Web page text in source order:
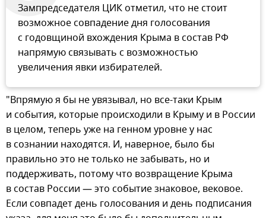
Зампредседателя ЦИК отметил, что не стоит
возможное совпадение дня голосования
с годовщиной вхождения Крыма в состав РФ
напрямую связывать с возможностью
увеличения явки избирателей.
"Впрямую я бы не увязывал, но все-таки Крым
и события, которые происходили в Крыму и в России
в целом, теперь уже на генном уровне у нас
в сознании находятся. И, наверное, было бы
правильно это не только не забывать, но и
поддерживать, потому что возвращение Крыма
в состав России — это событие знаковое, вековое.
Если совпадет день голосования и день подписания